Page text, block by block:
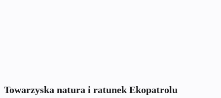
Towarzyska natura i ratunek Ekopatrolu